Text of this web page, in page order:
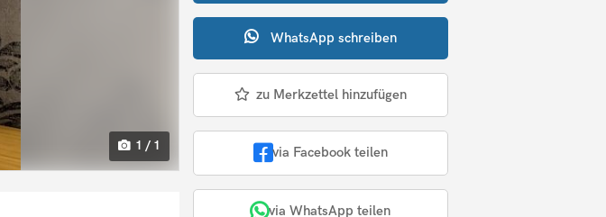
1 / 1
WhatsApp schreiben
zu Merkzettel hinzufügen
via Facebook teilen
via WhatsApp teilen